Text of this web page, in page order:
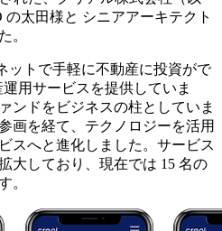
太田様と シニアアーキテクト
。
ットで手軽に不動産に投資がで
用サービスを提供していま
ンドをビジネスの柱としていま
画を経て、テクノロジーを活用
スへと進化しました。サービス
大しており、現在では 15 名の
。